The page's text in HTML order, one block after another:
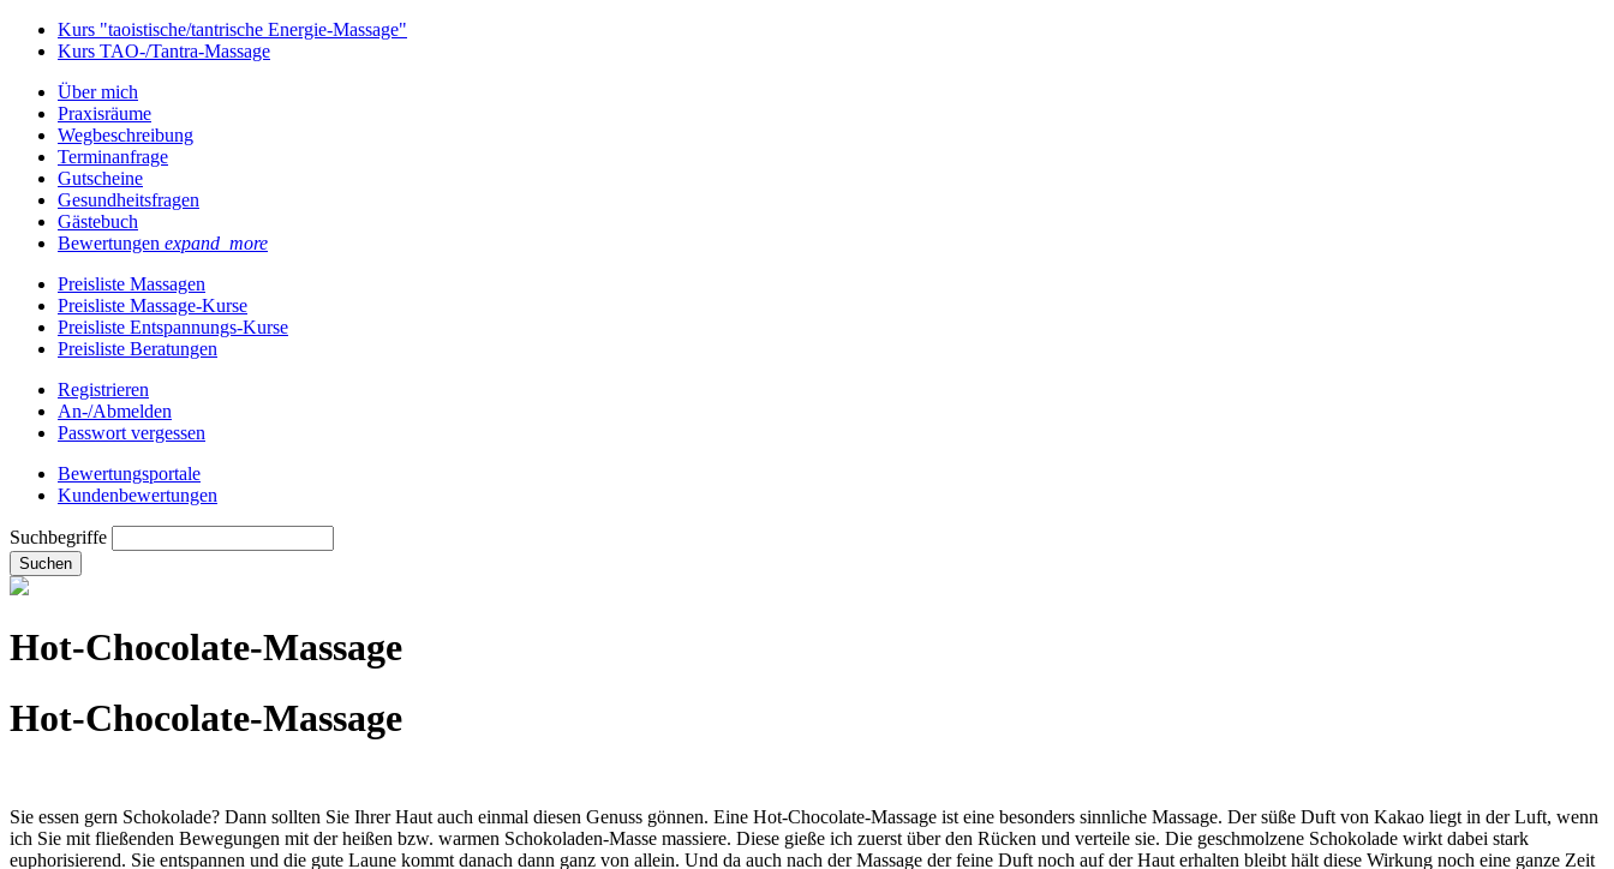
Kurs "taoistische/tantrische Energie-Massage"
Kurs TAO-/Tantra-Massage
Über mich
Praxisräume
Wegbeschreibung
Terminanfrage
Gutscheine
Gesundheitsfragen
Gästebuch
Bewertungen expand_more
Preisliste Massagen
Preisliste Massage-Kurse
Preisliste Entspannungs-Kurse
Preisliste Beratungen
Registrieren
An-/Abmelden
Passwort vergessen
Bewertungsportale
Kundenbewertungen
Suchbegriffe
Suchen
Hot-Chocolate-Massage
Hot-Chocolate-Massage
Sie essen gern Schokolade? Dann sollten Sie Ihrer Haut auch einmal diesen Genuss gönnen. Eine Hot-Chocolate-Massage ist eine besonders sinnliche Massage. Der süße Duft von Kakao liegt in der Luft, wenn
ich Sie mit fließenden Bewegungen mit der heißen bzw. warmen Schokoladen-Masse massiere. Diese gieße ich zuerst über den Rücken und verteile sie. Die geschmolzene Schokolade wirkt dabei stark
euphorisierend. Sie entspannen und die gute Laune kommt danach dann ganz von allein. Und da auch nach der Massage der feine Duft noch auf der Haut erhalten bleibt hält diese Wirkung noch eine ganze Zeit